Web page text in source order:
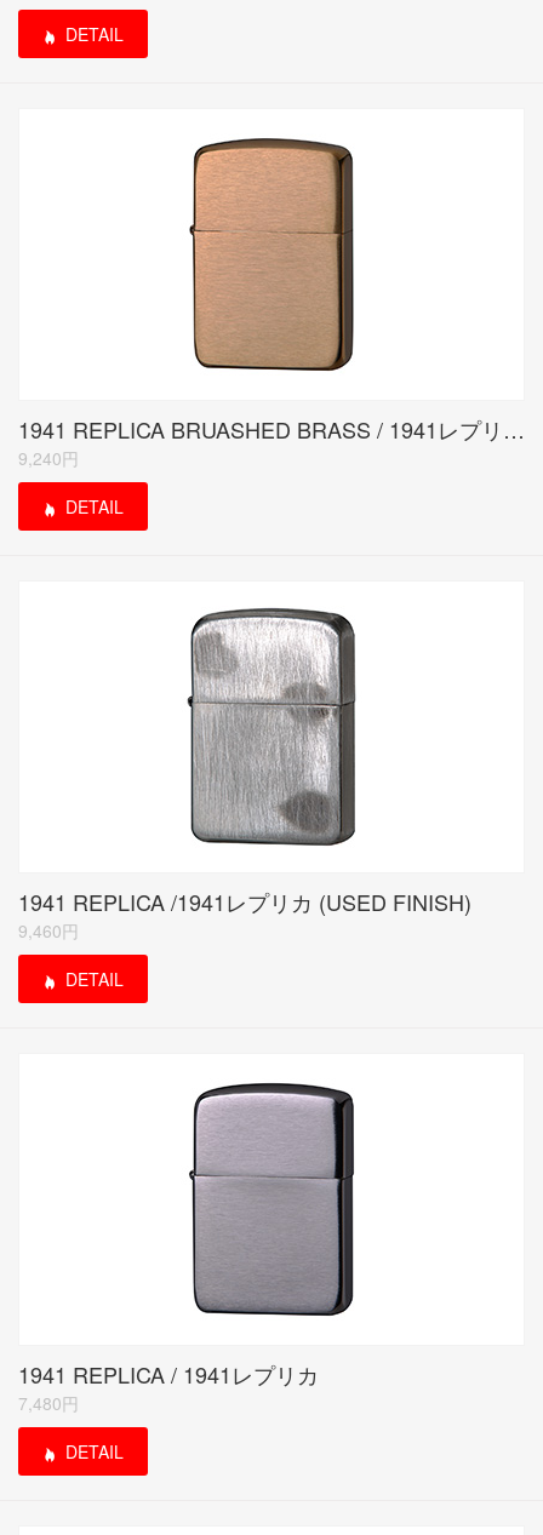
DETAIL
1941 REPLICA BRUASHED BRASS / 1941レプリカ サテーナ
9,240円
DETAIL
1941 REPLICA /1941レプリカ (USED FINISH)
9,460円
DETAIL
1941 REPLICA / 1941レプリカ
7,480円
DETAIL